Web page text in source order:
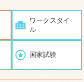
ワークスタイ
ル
国家試験